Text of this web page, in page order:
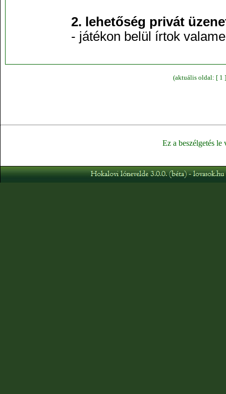
2. lehetőség privát
- játékon belül írtok
(aktuális oldal: [ 1
Ez a beszélgetés